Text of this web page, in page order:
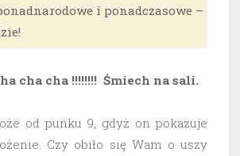
ponadnarodowe i ponadczasowe –
cha cha !!!!!!!! Śmiech na sali.
od punku 9, gdyż on pokazuje
Czy obiło się Wam o uszy